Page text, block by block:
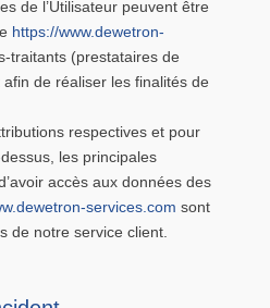
de l’Utilisateur peuvent être
https://www.dewetron-
traitants (prestataires de
de réaliser les finalités de
respectives et pour
les principales
accès aux données des
services.com sont
de notre service client.